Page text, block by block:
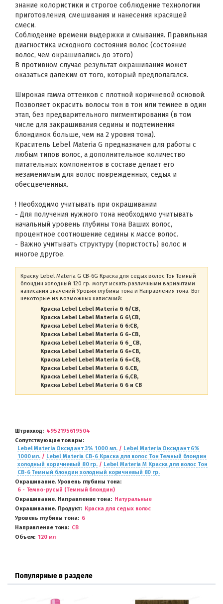
знание колористики и строгое соблюдение технологии
приготовления, смешивания и нанесения красящей
смеси.
Соблюдение времени выдержки и смывания. Правильная
диагностика исходного состояния волос (состояние
волос, чем окрашивались до этого)
В противном случае результат окрашивания может
оказаться далеким от того, который предполагался.
Широкая гамма оттенков с плотной коричневой основой.
Позволяет окрасить волосы тон в тон или темнее в один
этап, без предварительного пигментирования (в том
числе для закрашивания седины и подтемнения
блондинок больше, чем на 2 уровня тона).
Краситель Lebel Materia G предназначен для работы с
любым типов волос, а дополнительное количество
питательных компонентов в составе делает его
незаменимым для волос поврежденных, седых и
обесцвеченных.
! Необходимо учитывать при окрашивании
- Для получения нужного тона необходимо учитывать
начальный уровень глубины тона Ваших волос,
процентное соотношение седины к массе волос.
- Важно учитывать структуру (пористость) волос и
многое другое.
Краску Lebel Materia G CB-6G Краска для седых волос Тон Темный
блондин холодный 120 гр. могут искать различными вариантами
написания значений Уровня глубины тона и Направления тона. Вот
некоторые из возможных написаний:
Краска Lebel Lebel Materia G 6/CB
Краска Lebel Lebel Materia G 6\CB
Краска Lebel Lebel Materia G 6:CB
Краска Lebel Lebel Materia G 6-CB
Краска Lebel Lebel Materia G 6_CB
Краска Lebel Lebel Materia G 6+CB
Краска Lebel Lebel Materia G 6=CB
Краска Lebel Lebel Materia G 6.CB
Краска Lebel Lebel Materia G 6,CB
Краска Lebel Lebel Materia G 6 и CB
Штрихкод
4952195619504
Сопутствующие товары
Lebel Materia Оксидант 3% 1000 мл. / Lebel Materia Оксидант 6%
1000 мл. / Lebel Materia CB-6 Краска для волос Тон Темный блондин
холодный коричневый 80 гр. / Lebel Materia M Краска для волос Тон
CB-6 Темный блондин холодный коричневый 80 гр.
Окрашивание. Уровень глубины тона
6 - Темно-русый (Темный блондин)
Окрашивание. Направление тона
Натуральные
Окрашивание. Продукт
Краска для седых волос
Уровень глубины тона
6
Направление тона
CB
Объем
120 мл
Популярные в разделе